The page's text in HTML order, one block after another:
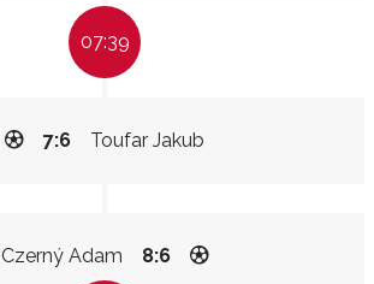
07:39
Toufar Jakub
7:6
Czerný Adam 8:6